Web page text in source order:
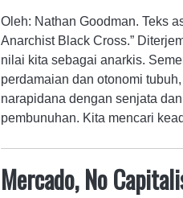
Oleh: Nathan Goodman. Teks
Anarchist Black Cross.”
nilai kita sebagai anarkis.
perdamaian dan otonomi
narapidana dengan senjata
pembunuhan. Kita mencari
Mercado, No